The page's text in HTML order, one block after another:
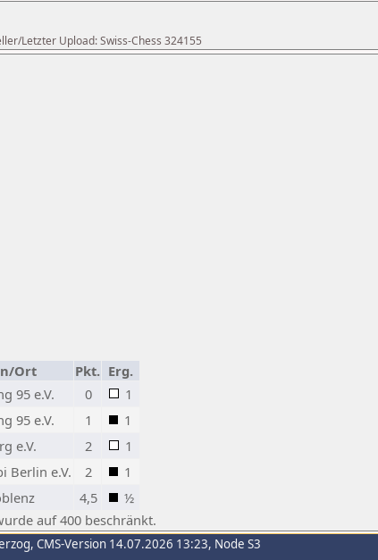
Letzter Upload: Swiss-Chess 324155
Ort Pkt. Erg.
95 e.V. 0
1
95 e.V. 1
1
e.V. 2
1
Berlin e.V. 2
1
4,5
½
auf 400 beschränkt.
, CMS-Version 14.07.2026 13:23, Node S3